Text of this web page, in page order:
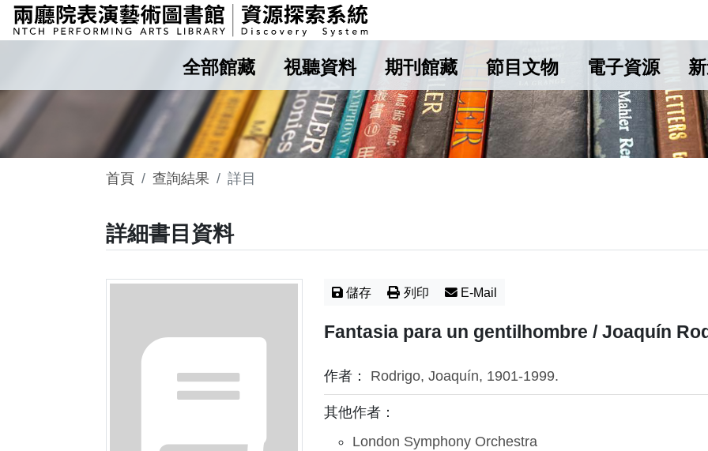
全部館藏 視聽資料 期刊館藏 節目文物 電子資源
首頁 查詢結果 詳目
詳細書目資料
儲存 列印 E-Mail
Fantasia para un gentilhombre / Joaquín
作者： Rodrigo, Joaquín, 1901-1999.
其他作者：
London Symphony Orchestra